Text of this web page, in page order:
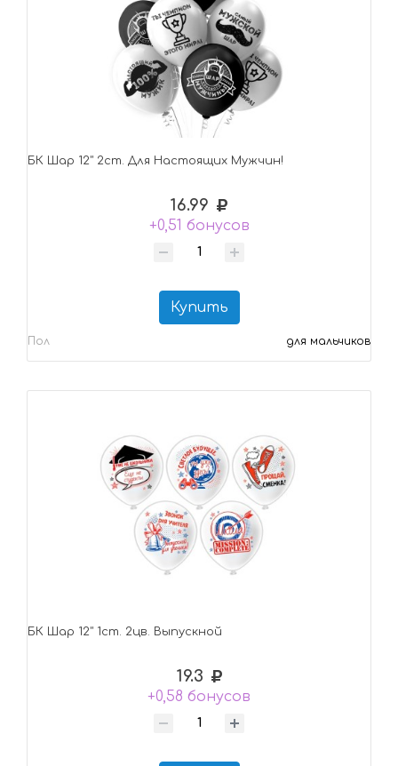
БК Шар 12" 2ст. Для Настоящих Мужчин!
16.99
+0,51 бонусов
Купить
Пол для мальчиков
БК Шар 12" 1ст. 2цв. Выпускной
19.3
+0,58 бонусов